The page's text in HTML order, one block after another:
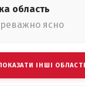
область
ясно
ІНШІ ОБЛАСТІ